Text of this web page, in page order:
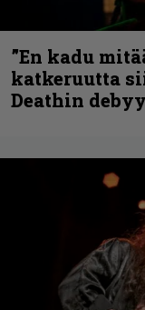
”En kadu
katkeruutta
Deathin